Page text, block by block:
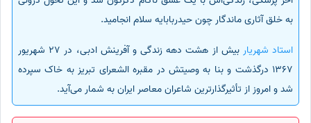
به خلق آثاری ماندگار چون حیدربابایه سلام انجامید.
استاد شهریار
بیش از هشت دهه زندگی و آفرینش ادبی، در 27 شهریور
1367 درگذشت و بنا به وصیتش در مقبره الشعرای تبریز به خاک سپرده
شد و امروز از تأثیرگذارترین شاعران معاصر ایران به شمار می‌آید.